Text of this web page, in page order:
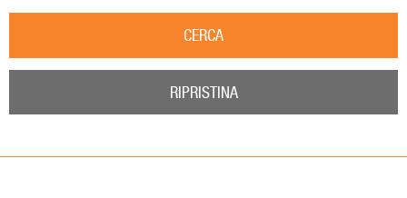
CERCA
RIPRISTINA